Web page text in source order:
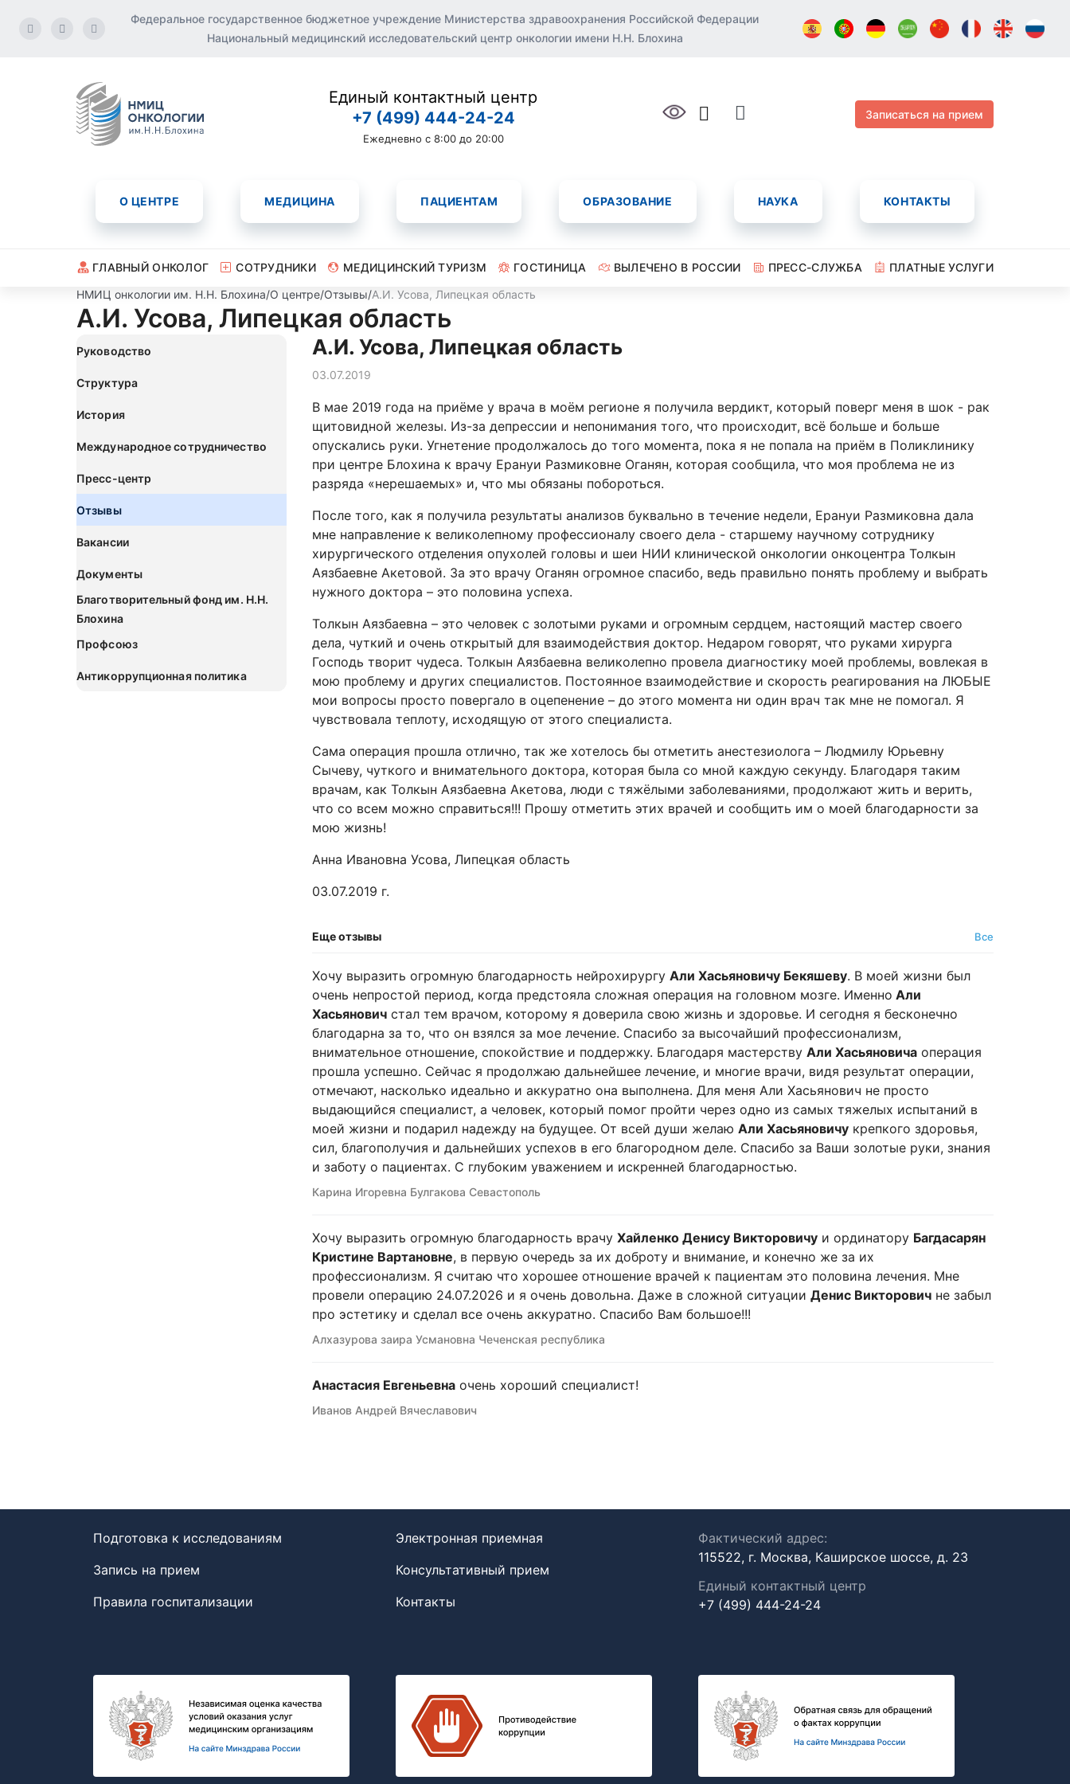
Федеральное государственное бюджетное учреждение Министерства здравоохранения Российской Федерации
Национальный медицинский исследовательский центр онкологии имени Н.Н. Блохина
Единый контактный центр
+7 (499) 444-24-24
Ежедневно с 8:00 до 20:00
Записаться на прием
О ЦЕНТРЕ МЕДИЦИНА ПАЦИЕНТАМ ОБРАЗОВАНИЕ НАУКА КОНТАКТЫ
ГЛАВНЫЙ ОНКОЛОГ СОТРУДНИКИ МЕДИЦИНСКИЙ ТУРИЗМ ГОСТИНИЦА ВЫЛЕЧЕНО В РОССИИ ПРЕСС-СЛУЖБА
ПЛАТНЫЕ УСЛУГИ
НМИЦ онкологии им. Н.Н. Блохина/О центре/Отзывы/А.И. Усова, Липецкая область
А.И. Усова, Липецкая область
Руководство
Структура
История
Международное сотрудничество
Пресс-центр
Отзывы
Вакансии
Документы
Благотворительный фонд им. Н.Н.
Блохина
Профсоюз
Антикоррупционная политика
А.И. Усова, Липецкая область
03.07.2019
В мае 2019 года на приёме у врача в моём регионе я получила вердикт, который поверг меня в шок - рак
щитовидной железы. Из-за депрессии и непонимания того, что происходит, всё больше и больше
опускались руки. Угнетение продолжалось до того момента, пока я не попала на приём в Поликлинику
при центре Блохина к врачу Ерануи Размиковне Оганян, которая сообщила, что моя проблема не из
разряда «нерешаемых» и, что мы обязаны побороться.
После того, как я получила результаты анализов буквально в течение недели, Ерануи Размиковна дала
мне направление к великолепному профессионалу своего дела - старшему научному сотруднику
хирургического отделения опухолей головы и шеи НИИ клинической онкологии онкоцентра Толкын
Аязбаевне Акетовой. За это врачу Оганян огромное спасибо, ведь правильно понять проблему и выбрать
нужного доктора – это половина успеха.
Толкын Аязбаевна – это человек с золотыми руками и огромным сердцем, настоящий мастер своего
дела, чуткий и очень открытый для взаимодействия доктор. Недаром говорят, что руками хирурга
Господь творит чудеса. Толкын Аязбаевна великолепно провела диагностику моей проблемы, вовлекая в
мою проблему и других специалистов. Постоянное взаимодействие и скорость реагирования на ЛЮБЫЕ
мои вопросы просто повергало в оцепенение – до этого момента ни один врач так мне не помогал. Я
чувствовала теплоту, исходящую от этого специалиста.
Сама операция прошла отлично, так же хотелось бы отметить анестезиолога – Людмилу Юрьевну
Сычеву, чуткого и внимательного доктора, которая была со мной каждую секунду. Благодаря таким
врачам, как Толкын Аязбаевна Акетова, люди с тяжёлыми заболеваниями, продолжают жить и верить,
что со всем можно справиться!!! Прошу отметить этих врачей и сообщить им о моей благодарности за
мою жизнь!
Анна Ивановна Усова, Липецкая область
03.07.2019 г.
Еще отзывы Все
Хочу выразить огромную благодарность нейрохирургу Али Хасьяновичу Бекяшеву. В моей жизни был
очень непростой период, когда предстояла сложная операция на головном мозге. Именно Али
Хасьяновичстал тем врачом, которому я доверила свою жизнь и здоровье. И сегодня я бесконечно
благодарна за то, что он взялся за мое лечение. Спасибо за высочайший профессионализм,
внимательное отношение, спокойствие и поддержку. Благодаря мастерству Али Хасьяновичаоперация
прошла успешно. Сейчас я продолжаю дальнейшее лечение, и многие врачи, видя результат операции,
отмечают, насколько идеально и аккуратно она выполнена. Для меня Али Хасьянович не просто
выдающийся специалист, а человек, который помог пройти через одно из самых тяжелых испытаний в
моей жизни и подарил надежду на будущее. От всей души желаю Али Хасьяновичукрепкого здоровья,
сил, благополучия и дальнейших успехов в его благородном деле. Спасибо за Ваши золотые руки, знания
и заботу о пациентах. С глубоким уважением и искренней благодарностью.
Карина Игоревна Булгакова Севастополь
Хочу выразить огромную благодарность врачу Хайленко Денису Викторовичуи ординатору Багдасарян
Кристине Вартановне, в первую очередь за их доброту и внимание, и конечно же за их
профессионализм. Я считаю что хорошее отношение врачей к пациентам это половина лечения. Мне
провели операцию 24.07.2026 и я очень довольна. Даже в сложной ситуации Денис Викторовичне забыл
про эстетику и сделал все очень аккуратно. Спасибо Вам большое!!!
Алхазурова заира Усмановна Чеченская республика
Анастасия Евгеньевнаочень хороший специалист!
Иванов Андрей Вячеславович
Подготовка к исследованиям
Запись на прием
Правила госпитализации
Электронная приемная
Консультативный прием
Контакты
Фактический адрес:
115522, г. Москва, Каширское шоссе, д. 23
Единый контактный центр
+7 (499) 444-24-24